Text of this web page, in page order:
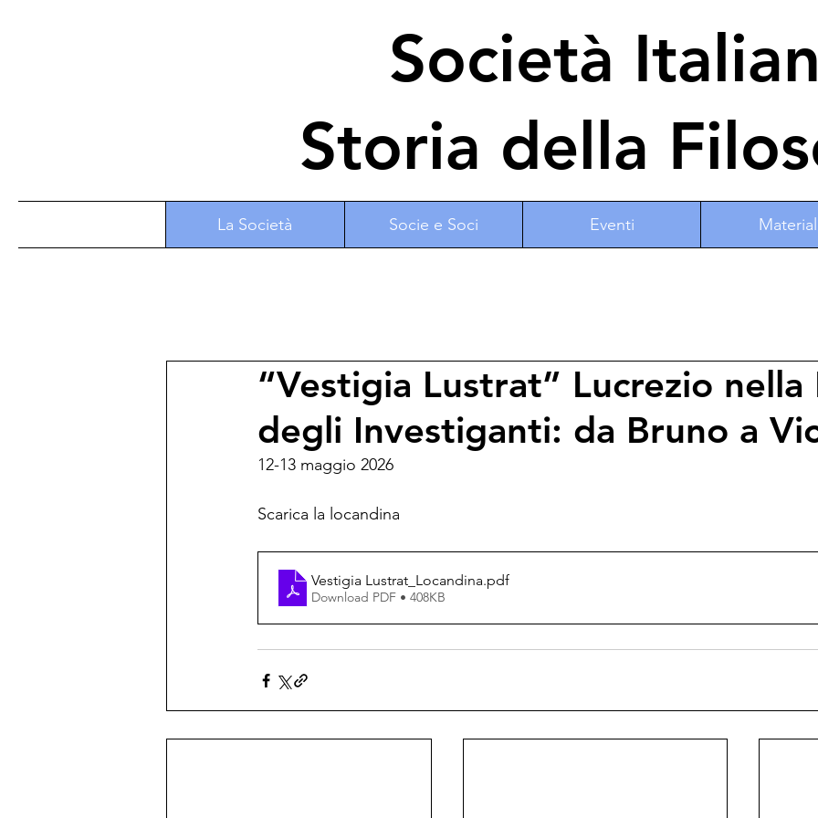
Società
Storia della
La Società Socie e Soci Eventi
“Vestigia Lustrat” Lucrezio
degli Investiganti: da Bruno a
12-13 maggio 2026
Scarica la locandina
Vestigia Lustrat_Locandina.pdf
Download PDF • 408KB